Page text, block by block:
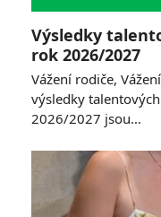
Výsledky
rok 2026/2027
Vážení rodiče,
výsledky
2026/2027 jsou…